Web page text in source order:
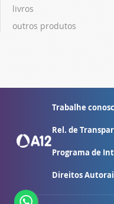
livros
outros produtos
Trabalhe
Rel. de
Programa de
Direitos